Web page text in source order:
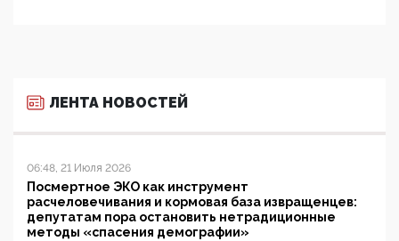
ЛЕНТА НОВОСТЕЙ
06:48, 21 Июля 2026
Посмертное ЭКО как инструмент
расчеловечивания и кормовая база извращенцев:
депутатам пора остановить нетрадиционные
методы «спасения демографии»